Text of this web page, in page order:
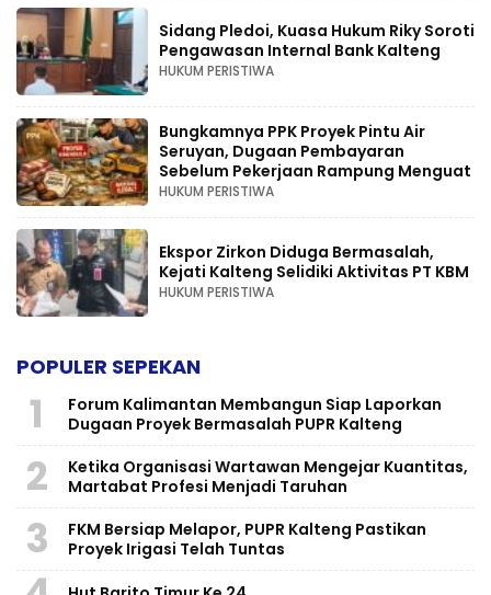
Sidang Pledoi, Kuasa Hukum Riky Soroti
Pengawasan Internal Bank Kalteng
HUKUM PERISTIWA
Bungkamnya PPK Proyek Pintu Air
Seruyan, Dugaan Pembayaran
Sebelum Pekerjaan Rampung Menguat
HUKUM PERISTIWA
Ekspor Zirkon Diduga Bermasalah,
Kejati Kalteng Selidiki Aktivitas PT KBM
HUKUM PERISTIWA
POPULER SEPEKAN
1
Forum Kalimantan Membangun Siap Laporkan
Dugaan Proyek Bermasalah PUPR Kalteng
2
Ketika Organisasi Wartawan Mengejar Kuantitas,
Martabat Profesi Menjadi Taruhan
3
FKM Bersiap Melapor, PUPR Kalteng Pastikan
Proyek Irigasi Telah Tuntas